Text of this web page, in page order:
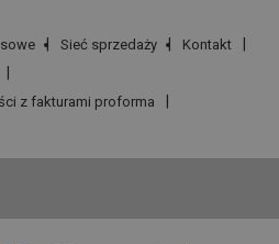
Sieć sprzedaży
Kontakt
z fakturami proforma